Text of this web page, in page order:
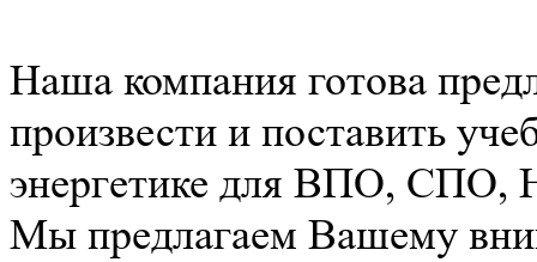
Наша компания готова
произвести и поставить
энергетике для ВПО,
Мы предлагаем Вашему